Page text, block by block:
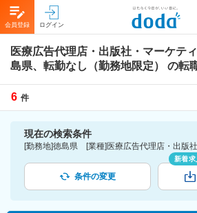
会員登録 ログイン
医療広告代理店・出版社・マーケテ
島県、転勤なし（勤務地限定）
の転
6 件
現在の検索条件
条件の変更
新着